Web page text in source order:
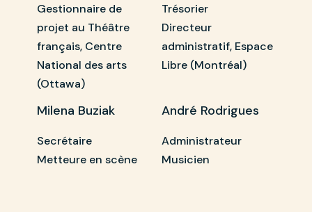
Gestionnaire de
projet au Théâtre
français, Centre
National des arts
(Ottawa)
Trésorier
Directeur
administratif, Espace
Libre (Montréal)
Milena Buziak
Secrétaire
Metteure en scène
André Rodrigues
Administrateur
Musicien